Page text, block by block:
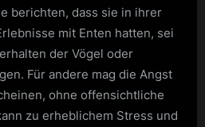
berichten, dass sie in ihrer
mit Enten hatten, sei
der Vögel oder
Für andere mag die Angst
ohne offensichtliche
zu erheblichem Stress und